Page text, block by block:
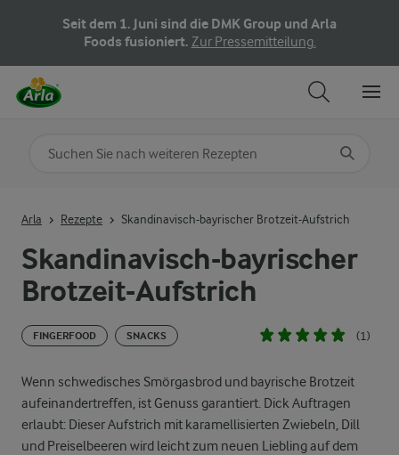
Seit dem 1. Juni sind die DMK Group und Arla
Foods fusioniert. Zur Pressemitteilung.
Skandinavisch-bayrischer
Brotzeit-Aufstrich
FINGERFOOD SNACKS (1)
Wenn schwedisches Smörgasbrod und bayrische Brotzeit
aufeinandertreffen, ist Genuss garantiert. Dick Auftragen
erlaubt: Dieser Aufstrich mit karamellisierten Zwiebeln, Dill
und Preiselbeeren wird leicht zum neuen Liebling auf dem
Arla Rezepte Skandinavisch-bayrischer Brotzeit-Aufstrich
Nach Kategorie suchen